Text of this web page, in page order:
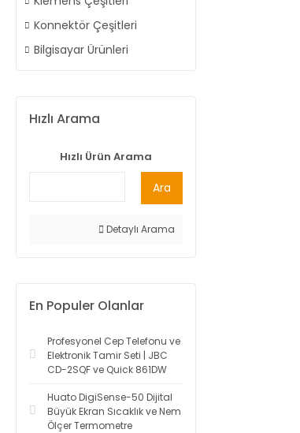
Konnektör Çeşitleri
Bilgisayar Ürünleri
Hızlı Arama
Hızlı Ürün Arama
Ara
Detaylı Arama
En Populer Olanlar
Profesyonel Cep Telefonu ve
Elektronik Tamir Seti | JBC
CD-2SQF ve Quick 861DW
Huato DigiSense-50 Dijital
Büyük Ekran Sıcaklık ve Nem
Ölçer Termometre